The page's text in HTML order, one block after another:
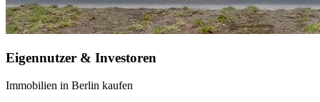
Eigennutzer & Investoren
Immobilien in Berlin kaufen